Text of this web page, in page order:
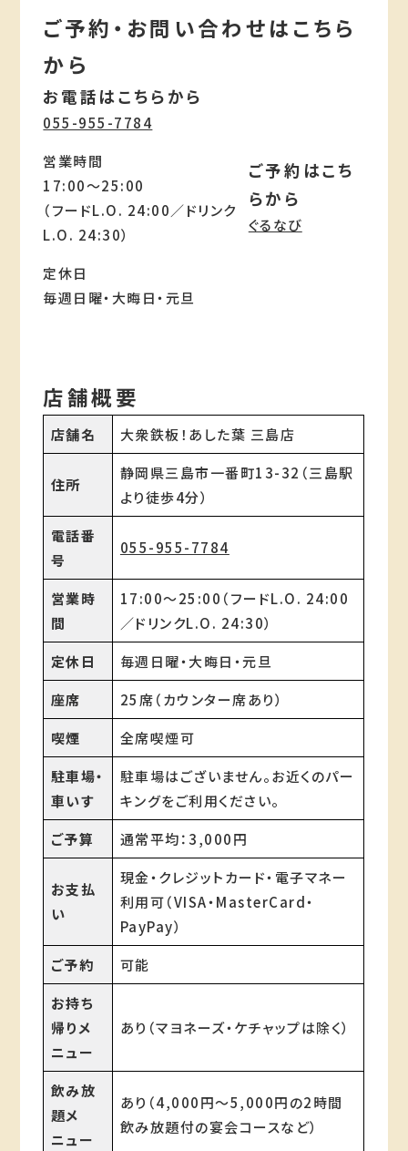
ご予約・お問い合わせはこちら
から
お電話はこちらから
055-955-7784
営業時間
17:00～25:00
（フードL.O. 24:00／ドリンク
L.O. 24:30）
定休日
毎週日曜・大晦日・元旦
ご予約はこち
らから
ぐるなび
店舗概要
店舗名 大衆鉄板！あした葉 三島店
住所
静岡県三島市一番町13-32（三島駅
より徒歩4分）
電話番
号
055-955-7784
営業時
間
17:00～25:00（フードL.O. 24:00
／ドリンクL.O. 24:30）
定休日
毎週日曜・大晦日・元旦
座席
25席（カウンター席あり）
喫煙
全席喫煙可
駐車場・
車いす
駐車場はございません。お近くのパー
キングをご利用ください。
ご予算
通常平均：3,000円
お支払
い
現金・クレジットカード・電子マネー
利用可（VISA・MasterCard・
PayPay）
ご予約
可能
お持ち
帰りメ
ニュー
あり（マヨネーズ・ケチャップは除く）
飲み放
題メ
ニュー
あり（4,000円～5,000円の2時間
飲み放題付の宴会コースなど）